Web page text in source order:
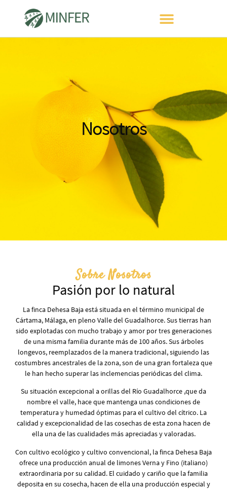
Nosotros
Sobre Nosotros
Pasión por lo natural
La finca Dehesa Baja está situada en el término municipal de
Cártama, Málaga, en pleno Valle del Guadalhorce. Sus tierras han
sido explotadas con mucho trabajo y amor por tres generaciones
de una misma familia durante más de 100 años. Sus árboles
longevos, reemplazados de la manera tradicional, siguiendo las
costumbres ancestrales de la zona, son de una gran fortaleza que
le han hecho superar las inclemencias periódicas del clima.
Su situación excepcional a orillas del Río Guadalhorce ,que da
nombre el valle, hace que mantenga unas condiciones de
temperatura y humedad óptimas para el cultivo del cítrico. La
calidad y excepcionalidad de las cosechas de esta zona hacen de
ella una de las cualidades más apreciadas y valoradas.
Con cultivo ecológico y cultivo convencional, la finca Dehesa Baja
ofrece una producción anual de limones Verna y Fino (italiano)
extraordinaria por su calidad. El cuidado y cariño que la familia
deposita en su cosecha, hacen de ella una producción especial y